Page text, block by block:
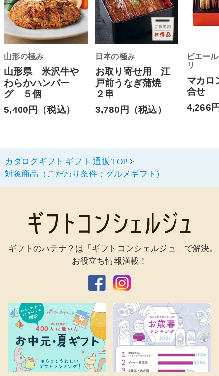
山形の極み
山形県 米沢牛や
わらかハンバー
グ ５個
5,400円（税込）
日本の極み
お取り寄せ用 江
戸前うなぎ蒲焼
２串
3,780円（税込）
ピエー
リ
マカロ
合せ
4,266
カタログギフト ギフト 通販 TOP
対象商品（こだわり条件：グルメギフト）
ギフトのハテナ？は「ギフトコンシェルジュ」で解決。
お役立ち情報満載！